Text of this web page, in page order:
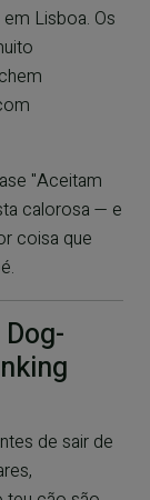
Lisboa. Os
"Aceitam
calorosa — e
coisa que
de sair de